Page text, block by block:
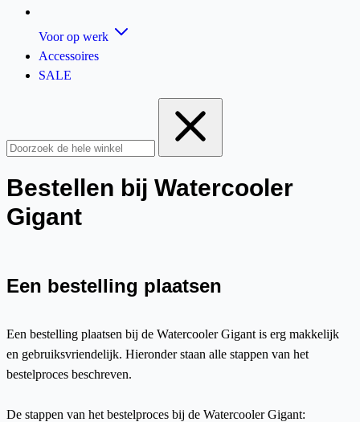
Voor op werk
Accessoires
SALE
Bestellen bij Watercooler
Gigant
Een bestelling plaatsen
Een bestelling plaatsen bij de Watercooler Gigant is erg makkelijk
en gebruiksvriendelijk. Hieronder staan alle stappen van het
bestelproces beschreven.
De stappen van het bestelproces bij de Watercooler Gigant: